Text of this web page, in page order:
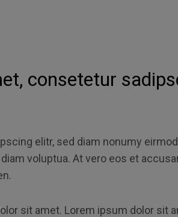
consetetur
elitr, sed diam nonumy
voluptua. At vero eos et
sit amet. Lorem ipsum dolor sit